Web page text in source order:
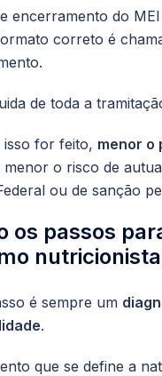
encerramento do
correto é
de toda a
isso for feito, menor o
menor o risco de
ou de sanção
os passos
é sempre um
.
que se define a